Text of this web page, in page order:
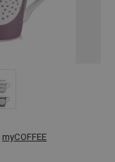
myCOFFEE